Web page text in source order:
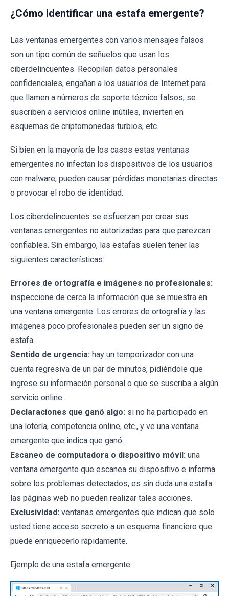
¿Cómo identificar una estafa emergente?
Las ventanas emergentes con varios mensajes falsos
son un tipo común de señuelos que usan los
ciberdelincuentes. Recopilan datos personales
confidenciales, engañan a los usuarios de Internet para
que llamen a números de soporte técnico falsos, se
suscriben a servicios online inútiles, invierten en
esquemas de criptomonedas turbios, etc.
Si bien en la mayoría de los casos estas ventanas
emergentes no infectan los dispositivos de los usuarios
con malware, pueden causar pérdidas monetarias directas
o provocar el robo de identidad.
Los ciberdelincuentes se esfuerzan por crear sus
ventanas emergentes no autorizadas para que parezcan
confiables. Sin embargo, las estafas suelen tener las
siguientes características:
Errores de ortografía e imágenes no profesionales:
inspeccione de cerca la información que se muestra en
una ventana emergente. Los errores de ortografía y las
imágenes poco profesionales pueden ser un signo de
estafa.
Sentido de urgencia: hay un temporizador con una
cuenta regresiva de un par de minutos, pidiéndole que
ingrese su información personal o que se suscriba a algún
servicio online.
Declaraciones que ganó algo: si no ha participado en
una lotería, competencia online, etc., y ve una ventana
emergente que indica que ganó.
Escaneo de computadora o dispositivo móvil: una
ventana emergente que escanea su dispositivo e informa
sobre los problemas detectados, es sin duda una estafa:
las páginas web no pueden realizar tales acciones.
Exclusividad: ventanas emergentes que indican que solo
usted tiene acceso secreto a un esquema financiero que
puede enriquecerlo rápidamente.
Ejemplo de una estafa emergente: